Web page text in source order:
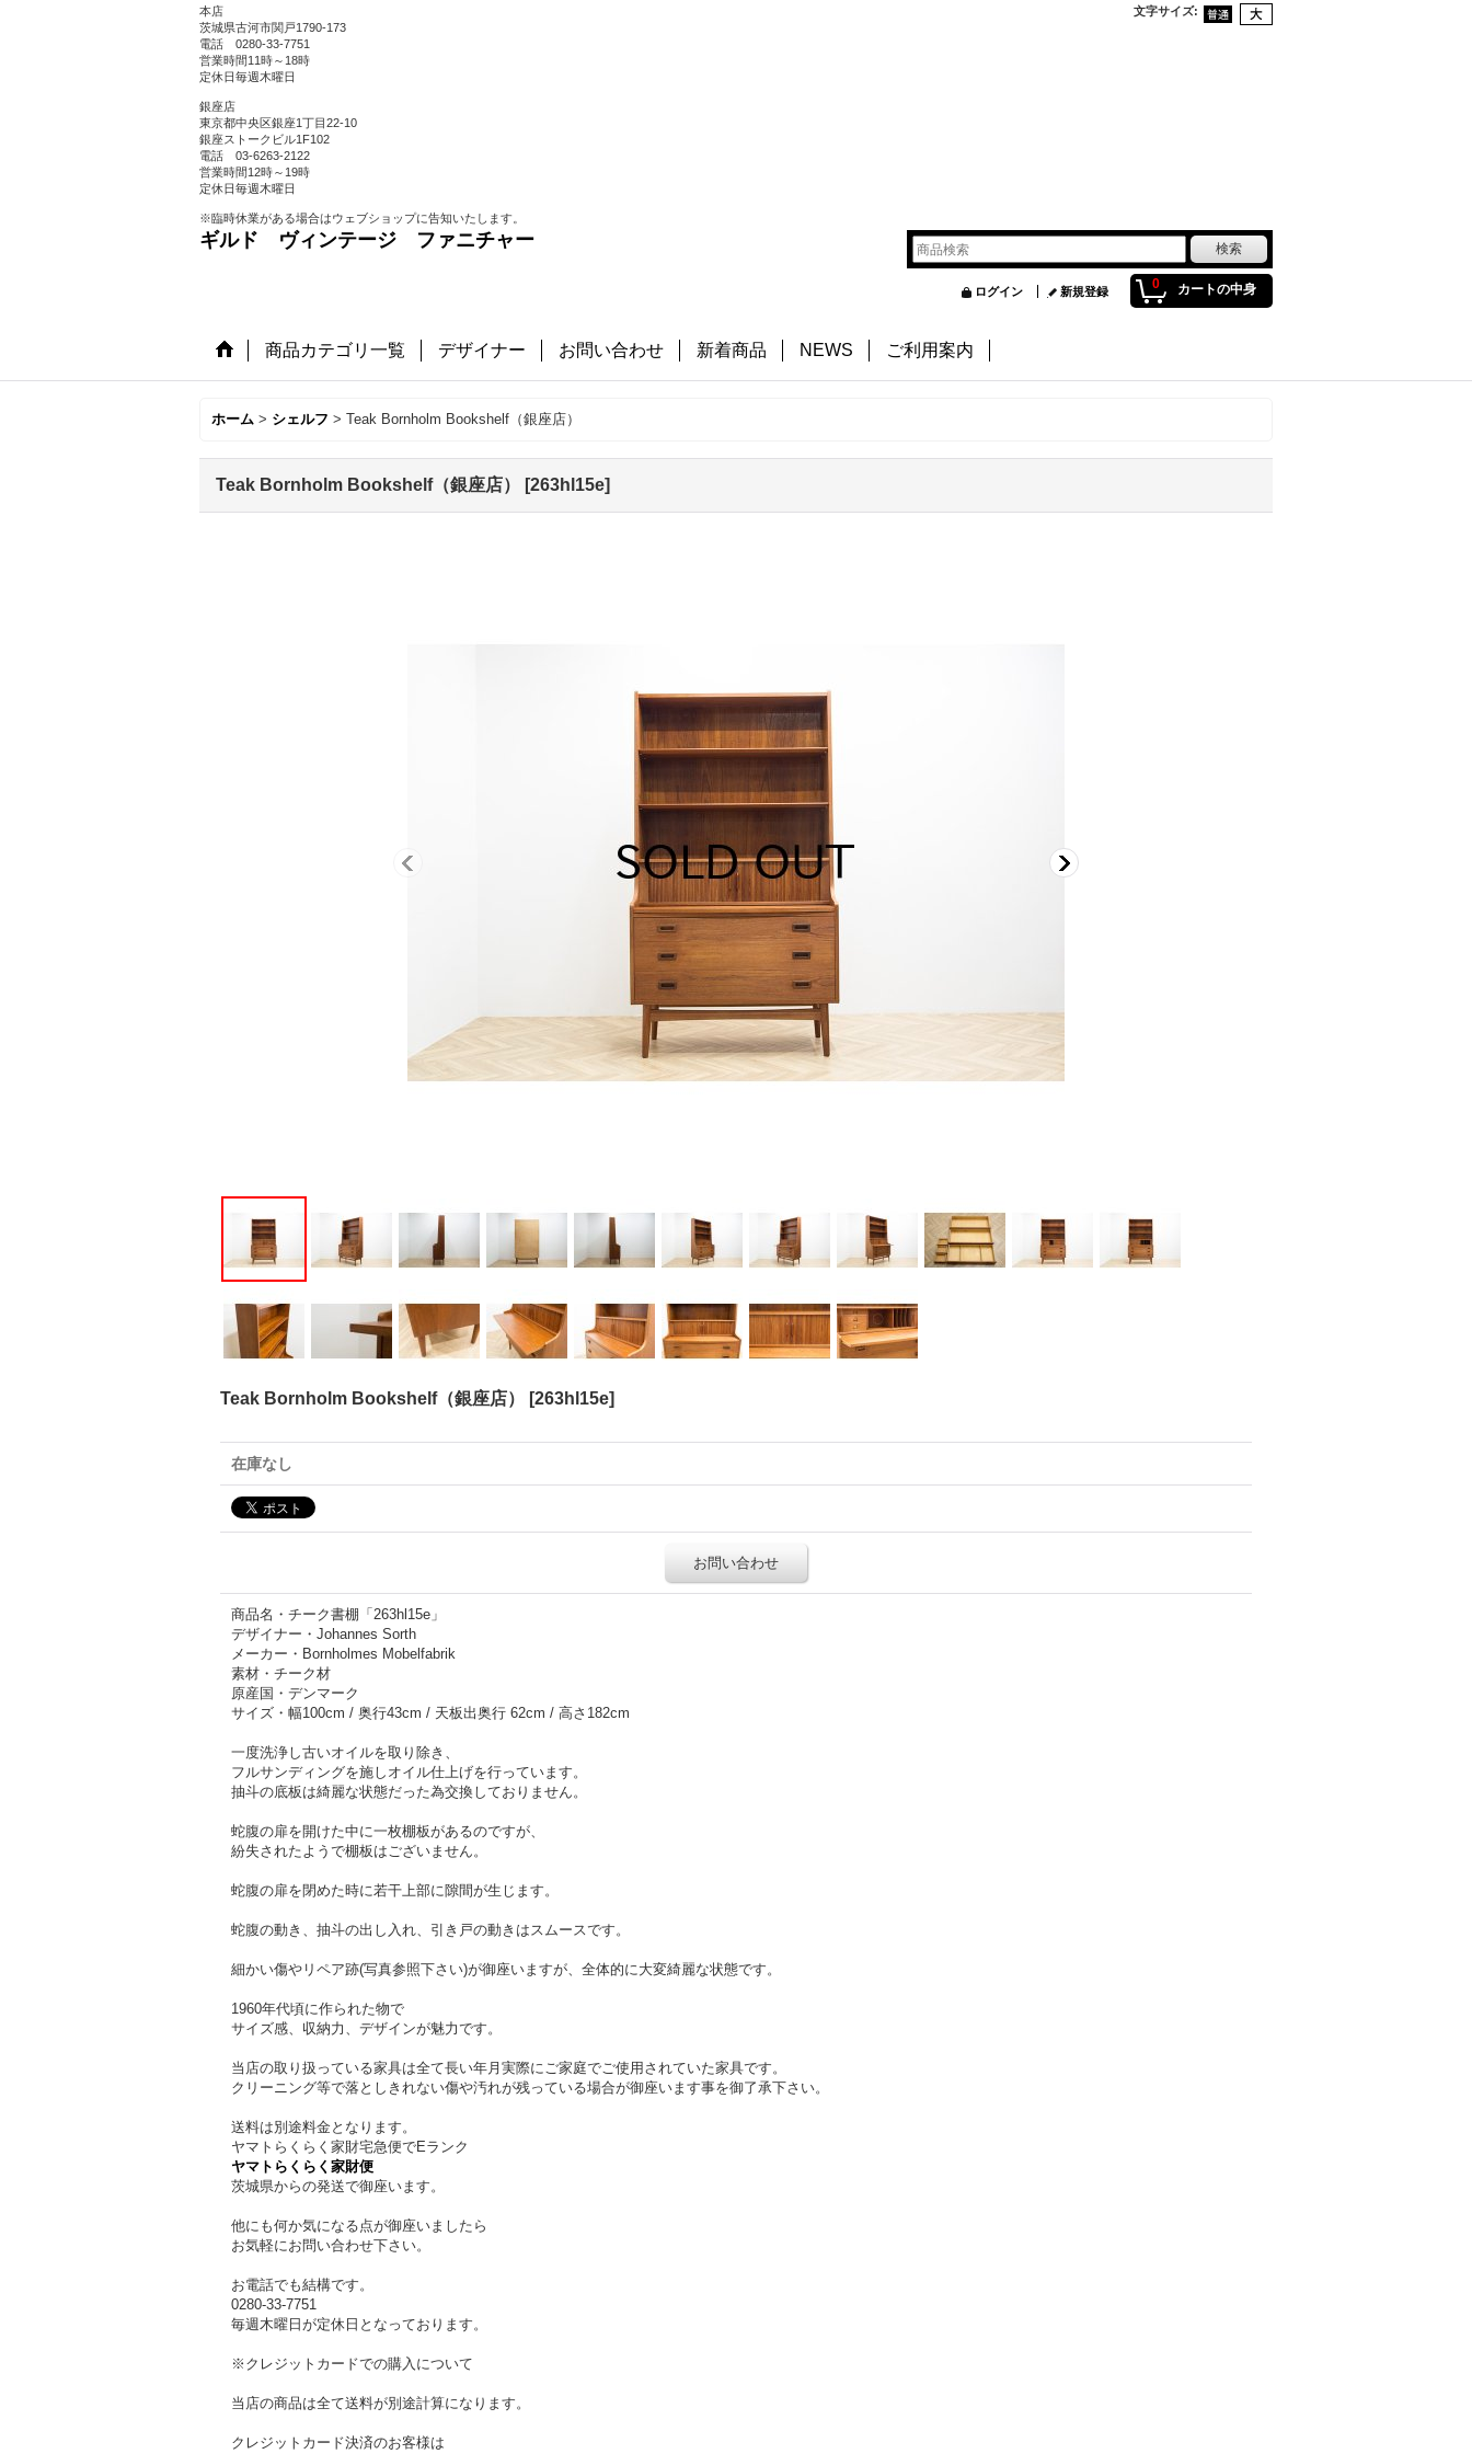
本店
茨城県古河市関戸1790-173
電話 0280-33-7751
営業時間11時～18時
定休日毎週木曜日
銀座店
東京都中央区銀座1丁目22-10
銀座ストークビル1F102
電話 03-6263-2122
営業時間12時～19時
定休日毎週木曜日
※臨時休業がある場合はウェブショップに告知いたします。
文字サイズ:
ギルド ヴィンテージ ファニチャー
0 カートの中身
ログイン 新規登録
商品カテゴリ一覧 デザイナー お問い合わせ 新着商品 NEWS ご利用案内
ホーム > シェルフ > Teak Bornholm Bookshelf（銀座店）
Teak Bornholm Bookshelf（銀座店） [263hl15e]
Teak Bornholm Bookshelf（銀座店） [263hl15e]
在庫なし
お問い合わせ
商品名・チーク書棚「263hl15e」
デザイナー・Johannes Sorth
メーカー・Bornholmes Mobelfabrik
素材・チーク材
原産国・デンマーク
サイズ・幅100cm / 奥行43cm / 天板出奥行 62cm / 高さ182cm
一度洗浄し古いオイルを取り除き、
フルサンディングを施しオイル仕上げを行っています。
抽斗の底板は綺麗な状態だった為交換しておりません。
蛇腹の扉を開けた中に一枚棚板があるのですが、
紛失されたようで棚板はございません。
蛇腹の扉を閉めた時に若干上部に隙間が生じます。
蛇腹の動き、抽斗の出し入れ、引き戸の動きはスムースです。
細かい傷やリペア跡(写真参照下さい)が御座いますが、全体的に大変綺麗な状態です。
1960年代頃に作られた物で
サイズ感、収納力、デザインが魅力です。
当店の取り扱っている家具は全て長い年月実際にご家庭でご使用されていた家具です。
クリーニング等で落としきれない傷や汚れが残っている場合が御座います事を御了承下さい。
送料は別途料金となります。
ヤマトらくらく家財宅急便でEランク
ヤマトらくらく家財便
茨城県からの発送で御座います。
他にも何か気になる点が御座いましたら
お気軽にお問い合わせ下さい。
お電話でも結構です。
0280-33-7751
毎週木曜日が定休日となっております。
※クレジットカードでの購入について
当店の商品は全て送料が別途計算になります。
クレジットカード決済のお客様は